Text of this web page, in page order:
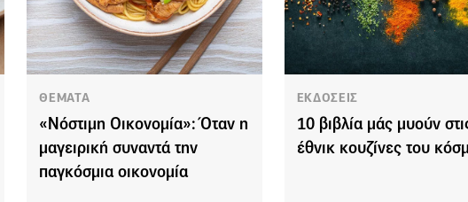
ΘΕΜΑΤΑ
«Νόστιμη Οικονομία»: Όταν η
μαγειρική συναντά την
παγκόσμια οικονομία
ΕΚΔΟΣΕΙΣ
10 βιβλία μάς μυούν
έθνικ κουζίνες του